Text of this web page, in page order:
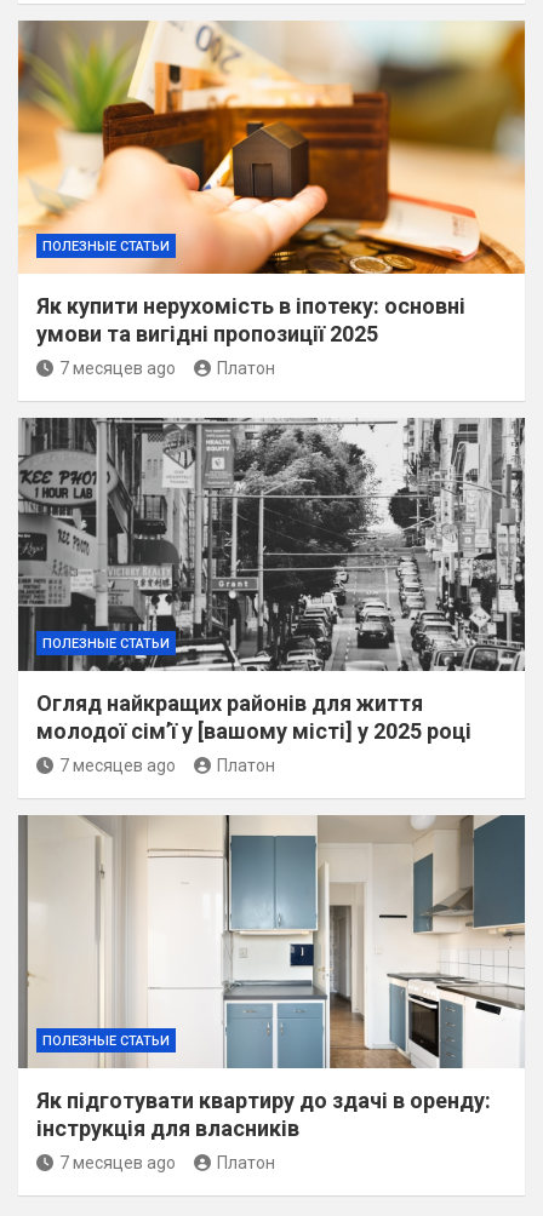
ПОЛЕЗНЫЕ СТАТЬИ
Як купити нерухомість в іпотеку: основні
умови та вигідні пропозиції 2025
7 месяцев ago Платон
ПОЛЕЗНЫЕ СТАТЬИ
Огляд найкращих районів для життя
молодої сім’ї у [вашому місті] у 2025 році
7 месяцев ago Платон
ПОЛЕЗНЫЕ СТАТЬИ
Як підготувати квартиру до здачі в оренду:
інструкція для власників
7 месяцев ago Платон